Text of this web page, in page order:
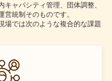
ャパシティ管理、団体調整、
統制そのものです。
場では次のような複合的な課題